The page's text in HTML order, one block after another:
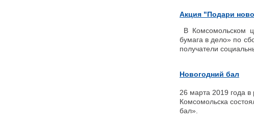
Акция "Подари
В Комсомольском
бумага в дело» по
получатели
Новогодний бал
26 марта 2019 года в
Комсомольска
бал».